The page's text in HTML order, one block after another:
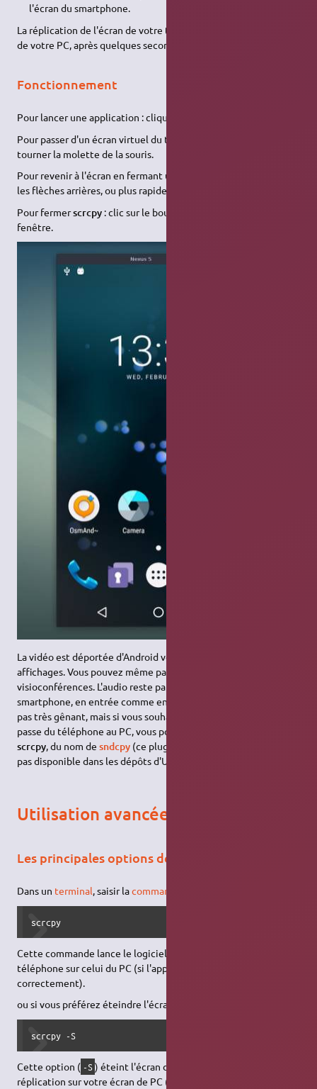
l'écran du smartphone.
La réplication de l'écran de votre téléphone apparaît sur celui
de votre PC, après quelques secondes.
Fonctionnement
Pour lancer une application : cliquez dessus à la souris.
Pour passer d'un écran virtuel du téléphone à un autre : faire
tourner la molette de la souris.
Pour revenir à l'écran en fermant une application : cliquer sur
les flèches arrières, ou plus rapidement sur
Pour fermerscrcpy : clic sur le bouton de fermeture de sa
fenêtre.
La vidéo est déportée d'Android vers le PC comme les autres
affichages. Vous pouvez même participer à des
visioconférences. L'audio reste par contre cantonnée au
smartphone, en entrée comme en sortie. Ce n'est normalement
pas très gênant, mais si vous souhaitez également que le son
passe du téléphone au PC, vous pouvez utiliser un plugin de
scrcpy, du nom desndcpy (ce plugin n'est malheureusement
pas disponible dans les dépôts d'Ubuntu).
Utilisation avancée
Les principales options de commandes
Dans un terminal, saisir lacommande
scrcpy
Cette commande lance le logiciel et réplique l'écran du
téléphone sur celui du PC (si l'application fonctionne
correctement).
ou si vous préférez éteindre l'écran du smartphone :
scrcpy -S
Cette option ( -S ) éteint l'écran du téléphone sans éteindre sa
réplication sur votre écran de PC (ce qui permettrait